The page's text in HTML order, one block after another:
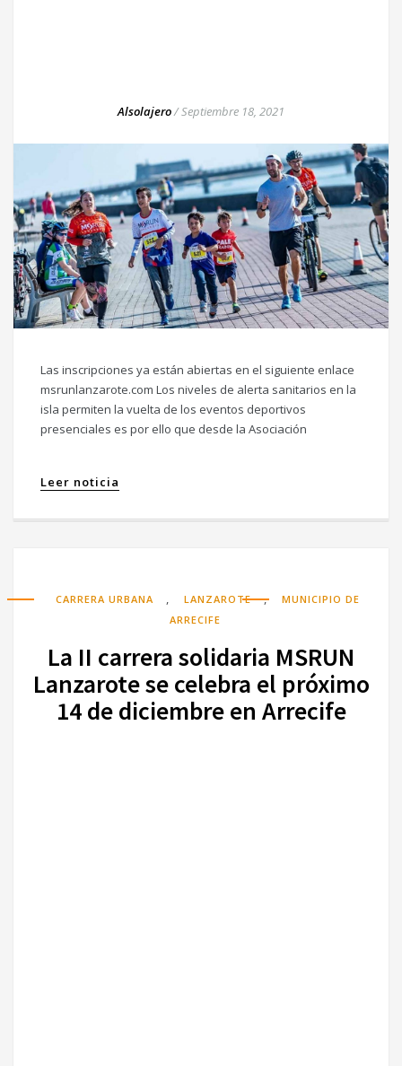
Alsolajero/Septiembre 18, 2021
Las inscripciones ya están abiertas en el siguiente enlace
msrunlanzarote.com Los niveles de alerta sanitarios en la
isla permiten la vuelta de los eventos deportivos
presenciales es por ello que desde la Asociación
Leer noticia
CARRERA URBANA , LANZAROTE ,
MUNICIPIO DE
ARRECIFE
La II carrera solidaria MSRUN
Lanzarote se celebra el próximo
14 de diciembre en Arrecife